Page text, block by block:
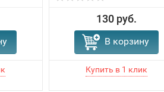
130 руб.
В корзину